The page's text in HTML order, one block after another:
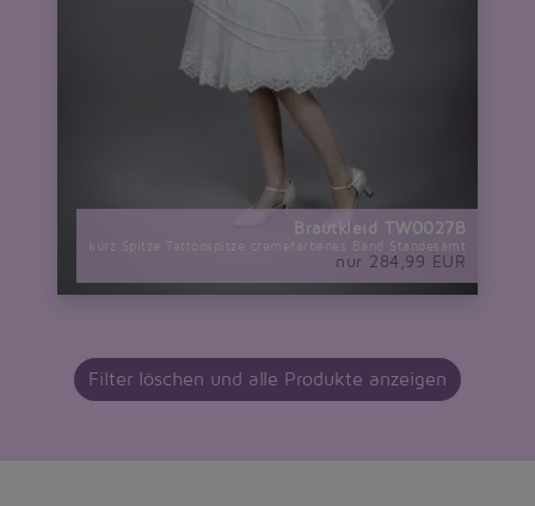
Brautkleid TW0027B
kurz Spitze Tattoospitze cremefarbenes Band Standesamt
nur 284,99 EUR
Filter löschen und alle Produkte anzeigen